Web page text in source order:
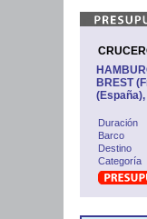
BREST
Duración
Barco
Destino
Categoría